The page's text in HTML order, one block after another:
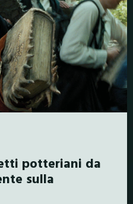
potteriani da
sulla